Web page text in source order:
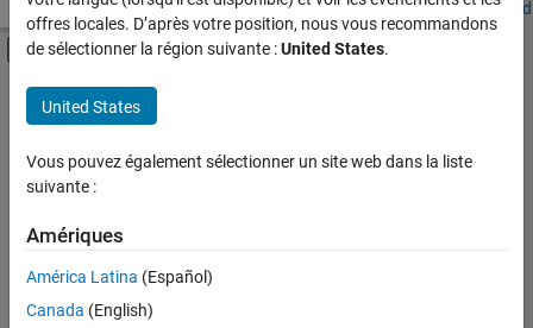
Accueil Explorer nos opportunités Adresses de nos bureaux
Activer/désactiver l'affichage du menu
Contenu principal
FILTRER PAR
Programme destiné aux nouvelles carrières (EDG)
Gestion des programmes
Ingénierie de la qualité
offres locales. D’après votre position, nous vous recommandons
de sélectionner la région suivante :United States.
United States
Vous pouvez également sélectionner un site web dans la liste
suivante :
Amériques
América Latina (Español)
Canada (English)